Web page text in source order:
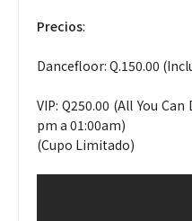
Precios:
Dancefloor: Q.150.00
VIP: Q250.00 (All You
pm a 01:00am)
(Cupo Limitado)